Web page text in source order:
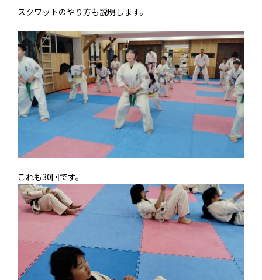
スクワットのやり方も説明します。
これも30回です。